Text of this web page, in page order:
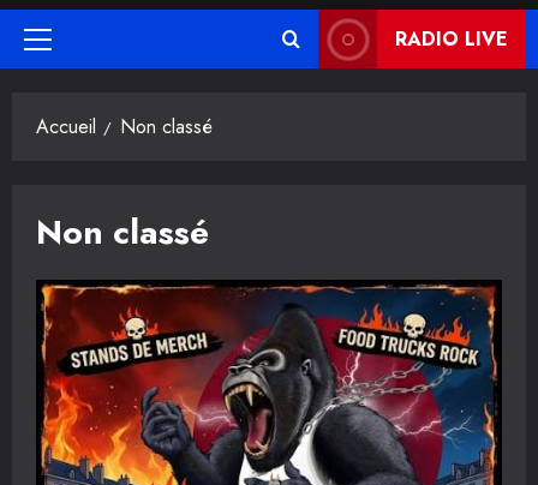
Menu
RADIO LIVE
Accueil Non classé
Non classé